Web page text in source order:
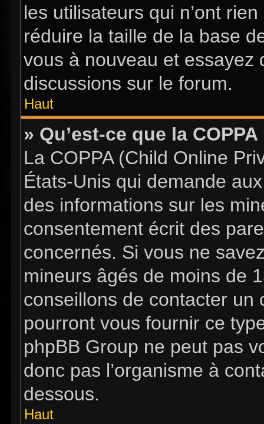
les utilisateurs qui n’ont
réduire la taille de la base
vous à nouveau et essayez
discussions sur le forum.
Haut
» Qu’est-ce que la COPPA
La COPPA (Child Online
États-Unis qui demande
des informations sur les
consentement écrit des
concernés. Si vous ne
mineurs âgés de moins de
conseillons de contacter un
pourront vous fournir ce
phpBB Group ne peut pas
donc pas l’organisme à
dessous.
Haut